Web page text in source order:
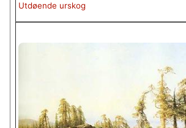
Utdøende urskog